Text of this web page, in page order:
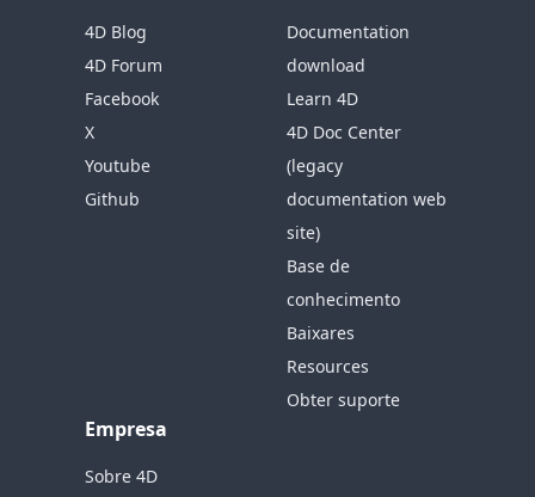
4D Blog
4D Forum
Facebook
X
Youtube
Github
Documentation
download
Learn 4D
4D Doc Center
(legacy
documentation web
site)
Base de
conhecimento
Baixares
Resources
Obter suporte
Empresa
Sobre 4D